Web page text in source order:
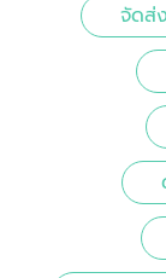
จัดส่